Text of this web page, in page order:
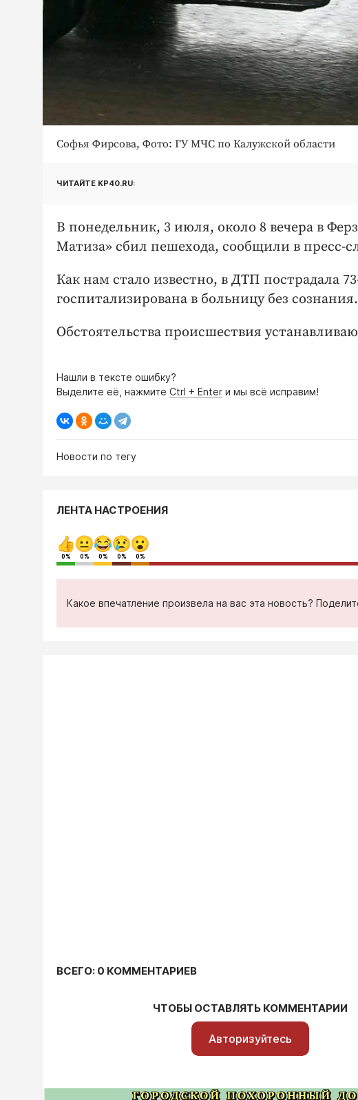
Софья Фирсова, Фото: ГУ МЧС по Калужской области
ЧИТАЙТЕ KP40.RU:
В понедельник, 3 июля, около 8 вечера в
Матиза» сбил пешехода, сообщили в пресс-
Как нам стало известно, в ДТП пострадала
госпитализирована в больницу без сознания.
Обстоятельства происшествия
Нашли в тексте ошибку?
Выделите её, нажмите Ctrl + Enter и мы всё исправим!
Новости по тегу
ЛЕНТА НАСТРОЕНИЯ
0% 0% 0% 0% 0%
Какое впечатление произвела на вас эта новость?
ВСЕГО: 0 КОММЕНТАРИЕВ
ЧТОБЫ ОСТАВЛЯТЬ КОММЕНТАРИИ
Авторизуйтесь